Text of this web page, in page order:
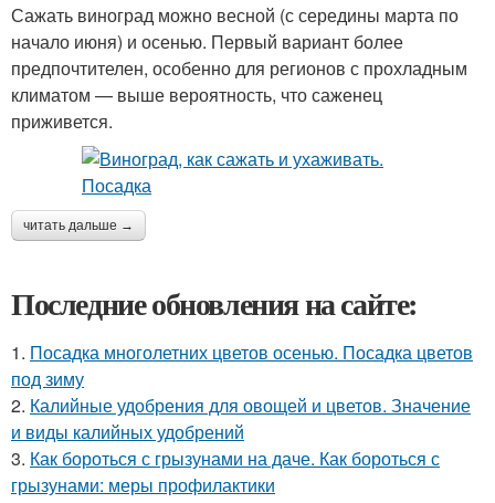
Сажать виноград можно весной (с середины марта по
начало июня) и осенью. Первый вариант более
предпочтителен, особенно для регионов с прохладным
климатом — выше вероятность, что саженец
приживется.
читать дальше →
Последние обновления на сайте:
1. Посадка многолетних цветов осенью. Посадка цветов
под зиму
2. Калийные удобрения для овощей и цветов. Значение
и виды калийных удобрений
3. Как бороться с грызунами на даче. Как бороться с
грызунами: меры профилактики